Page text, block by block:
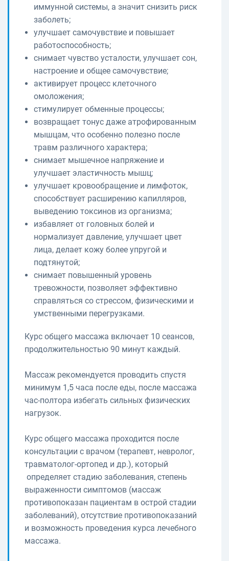
иммунной системы, а значит снизить риск
заболеть;
улучшает самочувствие и повышает
работоспособность;
снимает чувство усталости, улучшает сон,
настроение и общее самочувствие;
активирует процесс клеточного
омоложения;
стимулирует обменные процессы;
возвращает тонус даже атрофированным
мышцам, что особенно полезно после
травм различного характера;
снимает мышечное напряжение и
улучшает эластичность мышц;
улучшает кровообращение и лимфоток,
способствует расширению капилляров,
выведению токсинов из организма;
избавляет от головных болей и
нормализует давление, улучшает цвет
лица, делает кожу более упругой и
подтянутой;
снимает повышенный уровень
тревожности, позволяет эффективно
справляться со стрессом, физическими и
умственными перегрузками.
Курс общего массажа включает 10 сеансов,
продолжительностью 90 минут каждый.
Массаж рекомендуется проводить спустя
минимум 1,5 часа после еды, после массажа
час-полтора избегать сильных физических
нагрузок.
Курс общего массажа проходится после
консультации с врачом (терапевт, невролог,
травматолог-ортопед и др.), который
определяет стадию заболевания, степень
выраженности симптомов (массаж
противопоказан пациентам в острой стадии
заболеваний), отсутствие противопоказаний
и возможность проведения курса лечебного
массажа.